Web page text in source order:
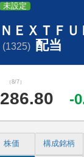
未設定
ＮＥＸＴＦ
(1325) 配当
（8/7）
286.80 -
株価 構成銘柄